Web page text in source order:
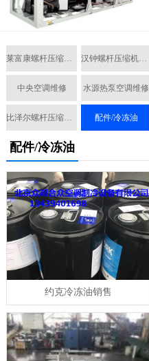
莱富康螺杆压缩机维修 汉钟螺杆压缩机维修
中央空调维修 水源热泵空调维修
比泽尔螺杆压缩机维修 配件/冷冻油
配件/冷冻油
约克冷冻油销售